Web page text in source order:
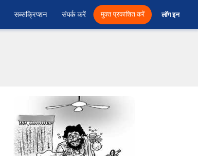
सब्सक्रिप्शन संपर्क करें मुक्त प्रकाशित करें लॉग इन